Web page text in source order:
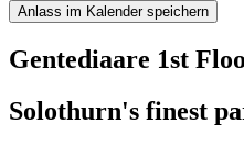
Anlass im Kalender speichern
Gentediaare 1st
Solothurn's finest